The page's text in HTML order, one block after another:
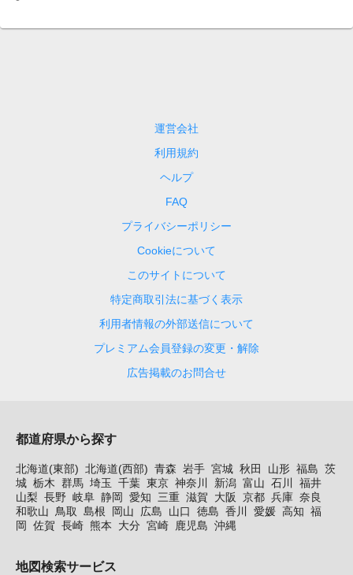
運営会社
利用規約
ヘルプ
FAQ
プライバシーポリシー
Cookieについて
このサイトについて
特定商取引法に基づく表示
利用者情報の外部送信について
プレミアム会員登録の変更・解除
広告掲載のお問合せ
都道府県から探す
北海道(東部) 北海道(西部) 青森 岩手 宮城 秋田 山形 福島 茨
城 栃木 群馬 埼玉 千葉 東京 神奈川 新潟 富山 石川
福井
山梨 長野 岐阜 静岡 愛知 三重 滋賀 大阪 京都 兵庫 奈良
和歌山
鳥取 島根 岡山 広島 山口 徳島 香川 愛媛 高知 福
岡
佐賀 長崎 熊本 大分 宮崎 鹿児島 沖縄
地図検索サービス